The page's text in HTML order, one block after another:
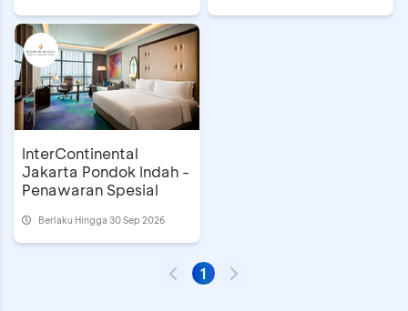
InterContinental
Jakarta Pondok Indah -
Penawaran Spesial
Berlaku Hingga 30 Sep 2026
1